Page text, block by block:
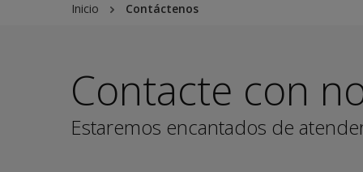
Inicio Contáctenos
Contacte con
Estaremos encantados de